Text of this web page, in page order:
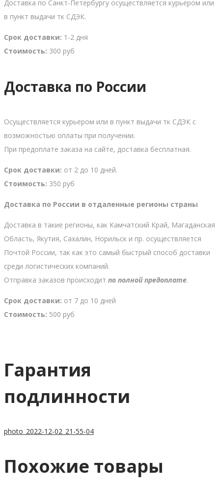
Доставка по Санкт-Петербургу осуществляется курьером или
в пункт выдачи тк СДЭК.
Срок доставки: 1-2 дня
Стоимость: 300 руб
Доставка по России
Осуществляется курьером или в пункт выдачи тк СДЭК с
возможностью оплаты при получении.
При предоплате заказа на сайте, доставка бесплатная.
Срок доставки: от 2 до 10 дней.
Стоимость: 350 руб
Доставка по России в отдаленные регионы страны
Доставка в такие регионы, как Камчатский Край, Магаданская
Область, Якутия, Сахалин, Норильск и пр. осуществляется
Почтой России, так как это самый быстрый способ доставки
среди логистических компаний.
Отправка заказов происходит по полной предоплате.
Срок доставки: от 7 до 10 дней
Стоимость: 500 руб
Гарантия
подлинности
photo_2022-12-02_21-55-04
Похожие товары